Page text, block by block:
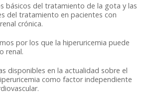
básicos del tratamiento de la gota y las
del tratamiento en pacientes con
crónica.
por los que la hiperuricemia puede
renal.
disponibles en la actualidad sobre el
como factor independiente